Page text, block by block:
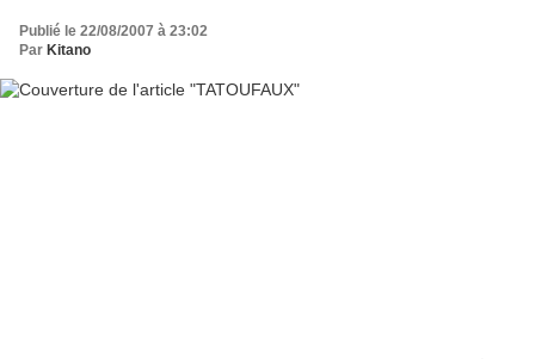
Publié le 22/08/2007 à 23:02
Par Kitano